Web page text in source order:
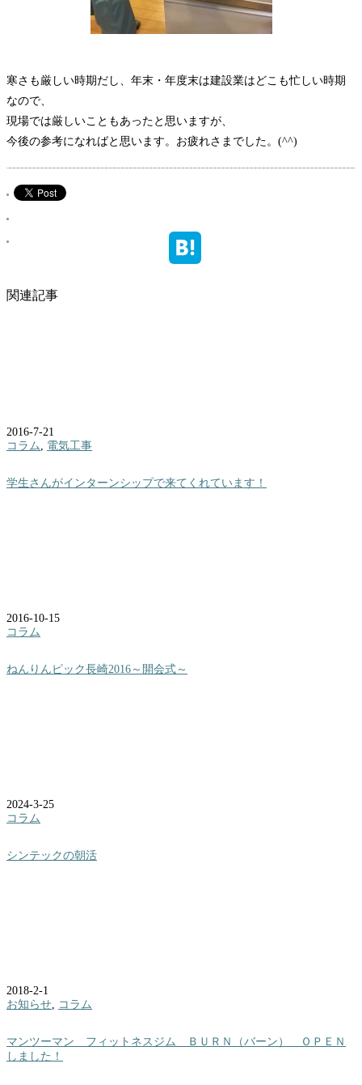
寒さも厳しい時期だし、年末・年度末は建設業はどこも忙しい時期
なので、
現場では厳しいこともあったと思いますが、
今後の参考になればと思います。お疲れさまでした。(^^)
関連記事
2016-7-21
コラム, 電気工事
学生さんがインターンシップで来てくれています！
2016-10-15
コラム
ねんりんピック長崎2016～開会式～
2024-3-25
コラム
シンテックの朝活
2018-2-1
お知らせ, コラム
マンツーマン フィットネスジム ＢＵＲＮ（バーン） ＯＰＥＮ
しました！